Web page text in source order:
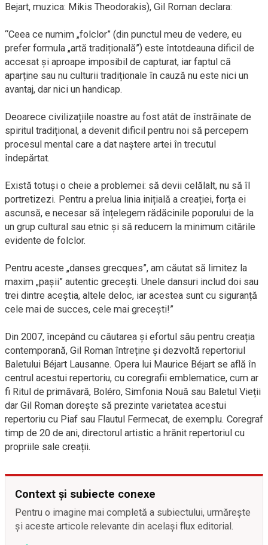
Bejart, muzica: Mikis Theodorakis), Gil Roman declara:
“Ceea ce numim „folclor” (din punctul meu de vedere, eu
prefer formula „artă tradițională”) este întotdeauna dificil de
accesat și aproape imposibil de capturat, iar faptul că
aparține sau nu culturii tradiționale în cauză nu este nici un
avantaj, dar nici un handicap.
Deoarece civilizațiile noastre au fost atât de înstrăinate de
spiritul tradițional, a devenit dificil pentru noi să percepem
procesul mental care a dat naștere artei în trecutul
îndepărtat.
Există totuși o cheie a problemei: să devii celălalt, nu să îl
portretizezi. Pentru a prelua linia inițială a creației, forța ei
ascunsă, e necesar să înțelegem rădăcinile poporului de la
un grup cultural sau etnic și să reducem la minimum citările
evidente de folclor.
Pentru aceste „danses grecques”, am căutat să limitez la
maxim „pașii” autentic grecești. Unele dansuri includ doi sau
trei dintre aceștia, altele deloc, iar acestea sunt cu siguranță
cele mai de succes, cele mai grecești!”
Din 2007, începând cu căutarea și efortul său pentru creația
contemporană, Gil Roman întreține și dezvoltă repertoriul
Baletului Béjart Lausanne. Opera lui Maurice Béjart se află în
centrul acestui repertoriu, cu coregrafii emblematice, cum ar
fi Ritul de primăvară, Boléro, Simfonia Nouă sau Baletul Vieții
dar Gil Roman dorește să prezinte varietatea acestui
repertoriu cu Piaf sau Flautul Fermecat, de exemplu. Coregraf
timp de 20 de ani, directorul artistic a hrănit repertoriul cu
propriile sale creații.
Context și subiecte conexe
Pentru o imagine mai completă a subiectului, urmărește
și aceste articole relevante din același flux editorial.